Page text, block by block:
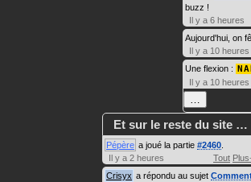
buzz !
Il y a 6 heures
Aujourd'hui, on
Il y a 10 heures
Une flexion :
Il y a 10 heures
Et sur le reste du site …
Pépère a joué la partie #2460
Il y a 2 heures
Tout
Crisyx a répondu au sujet